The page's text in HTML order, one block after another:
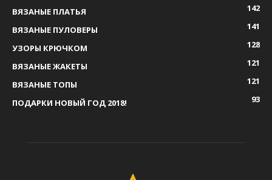
ВЯЗАНЫЕ ПЛАТЬЯ
142
ВЯЗАНЫЕ ПУЛОВЕРЫ
141
УЗОРЫ КРЮЧКОМ
128
ВЯЗАНЫЕ ЖАКЕТЫ
121
ВЯЗАНЫЕ ТОПЫ
121
ПОДАРКИ НОВЫЙ ГОД 2018!
93